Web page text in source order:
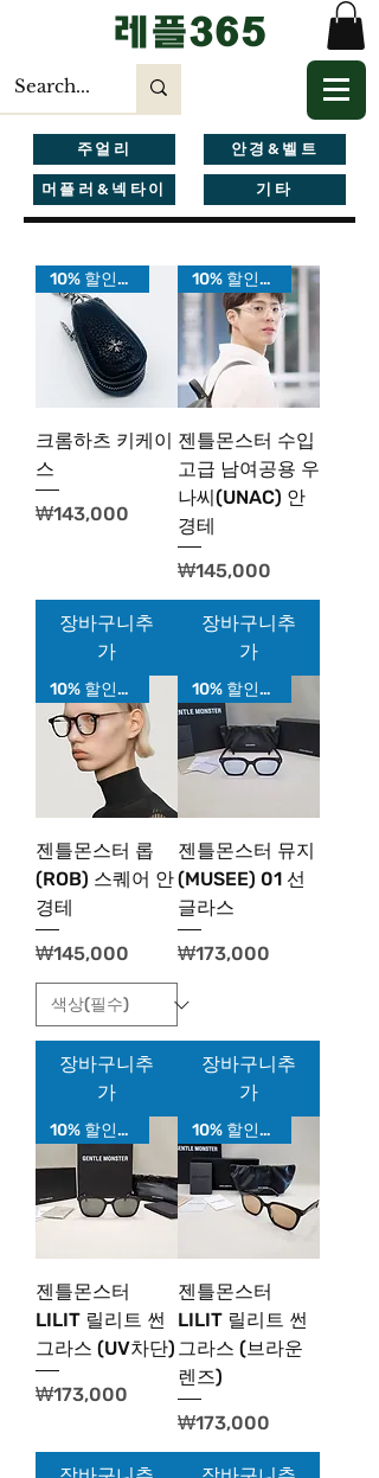
​레플365
주얼리
머플러&넥타이
안경&벨트
기타
10% 할인가!
크롬하츠 키케이
스
가격
₩143,000
장바구니추
가
10% 할인가!
젠틀몬스터 수입
고급 남여공용 우
나씨(UNAC) 안
경테
가격
₩145,000
장바구니추
가
10% 할인가!
젠틀몬스터 롭
(ROB) 스퀘어 안
경테
가격
₩145,000
장바구니추
가
10% 할인가!
젠틀몬스터 뮤지
(MUSEE) 01 선
글라스
가격
₩173,000
장바구니추
가
10% 할인가!
젠틀몬스터
LILIT 릴리트 썬
그라스 (UV차단)
가격
₩173,000
10% 할인가!
젠틀몬스터
LILIT 릴리트 썬
그라스 (브라운
렌즈)
가격
₩173,000